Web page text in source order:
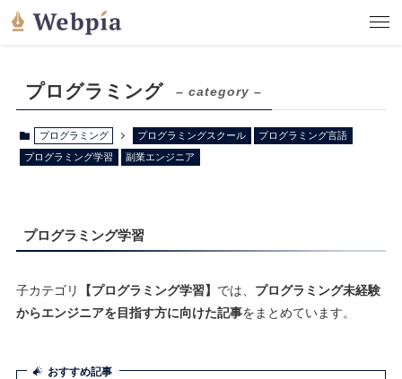
プログラミング – category –
プログラミング プログラミングスクール プログラミング言語
プログラミング学習 副業エンジニア
プログラミング学習
子カテゴリ 【プログラミング学習】 では、 プログラミング未経験
からエンジニアを目指す方に向けた記事をまとめています。
おすすめ記事